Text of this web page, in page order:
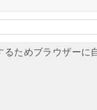
ためブラウザーに